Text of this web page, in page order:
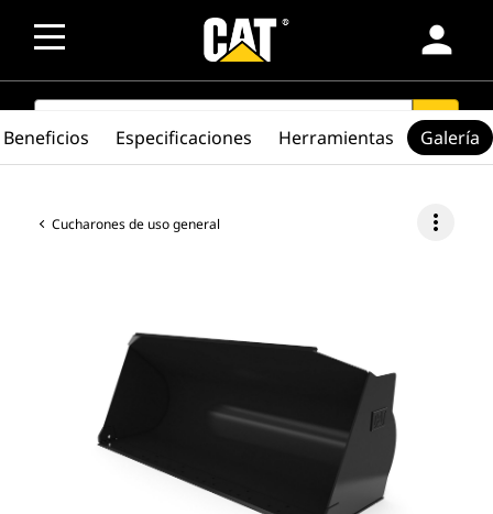
person
SEARCH search
Cucharones de uso general more_vert
Beneficios Especificaciones Herramientas Galería